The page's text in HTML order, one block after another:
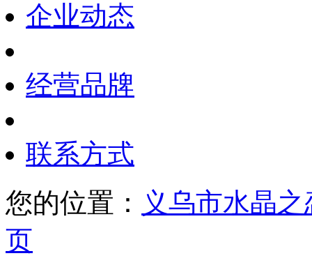
企业动态
经营品牌
联系方式
您的位置： 义乌市水晶
页